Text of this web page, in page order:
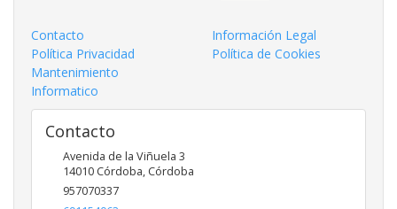
Contacto
Información Legal
Política Privacidad
Política de Cookies
Mantenimiento
Informatico
Contacto
Avenida de la Viñuela 3
14010 Córdoba, Córdoba
957070337